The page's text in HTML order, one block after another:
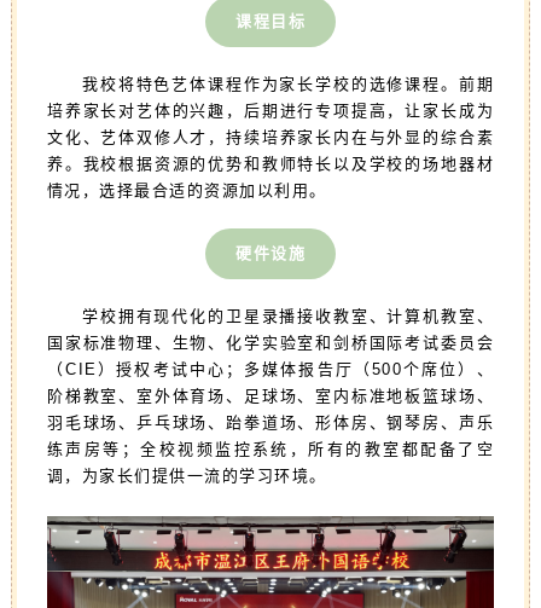
课程目标
我校将特色艺体课程作为家长学校的选修课程。前期
培养家长对艺体的兴趣，后期进行专项提高，让家长成为
文化、艺体双修人才，持续培养家长内在与外显的综合素
养。我校根据资源的优势和教师特长以及学校的场地器材
情况，选择最合适的资源加以利用。
硬件设施
学校拥有现代化的卫星录播接收教室、计算机教室、
国家标准物理、生物、化学实验室和剑桥国际考试委员会
（CIE）授权考试中心；多媒体报告厅（500个席位）、
阶梯教室、室外体育场、足球场、室内标准地板篮球场、
羽毛球场、乒乓球场、跆拳道场、形体房、钢琴房、声乐
练声房等；全校视频监控系统，所有的教室都配备了空
调，为家长们提供一流的学习环境。